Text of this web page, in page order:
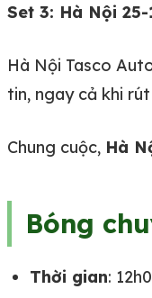
Set 3: Hà Nội 25-
Hà Nội Tasco
tin, ngay cả khi
Chung cuộc, Hà
Bóng
Thời gian: